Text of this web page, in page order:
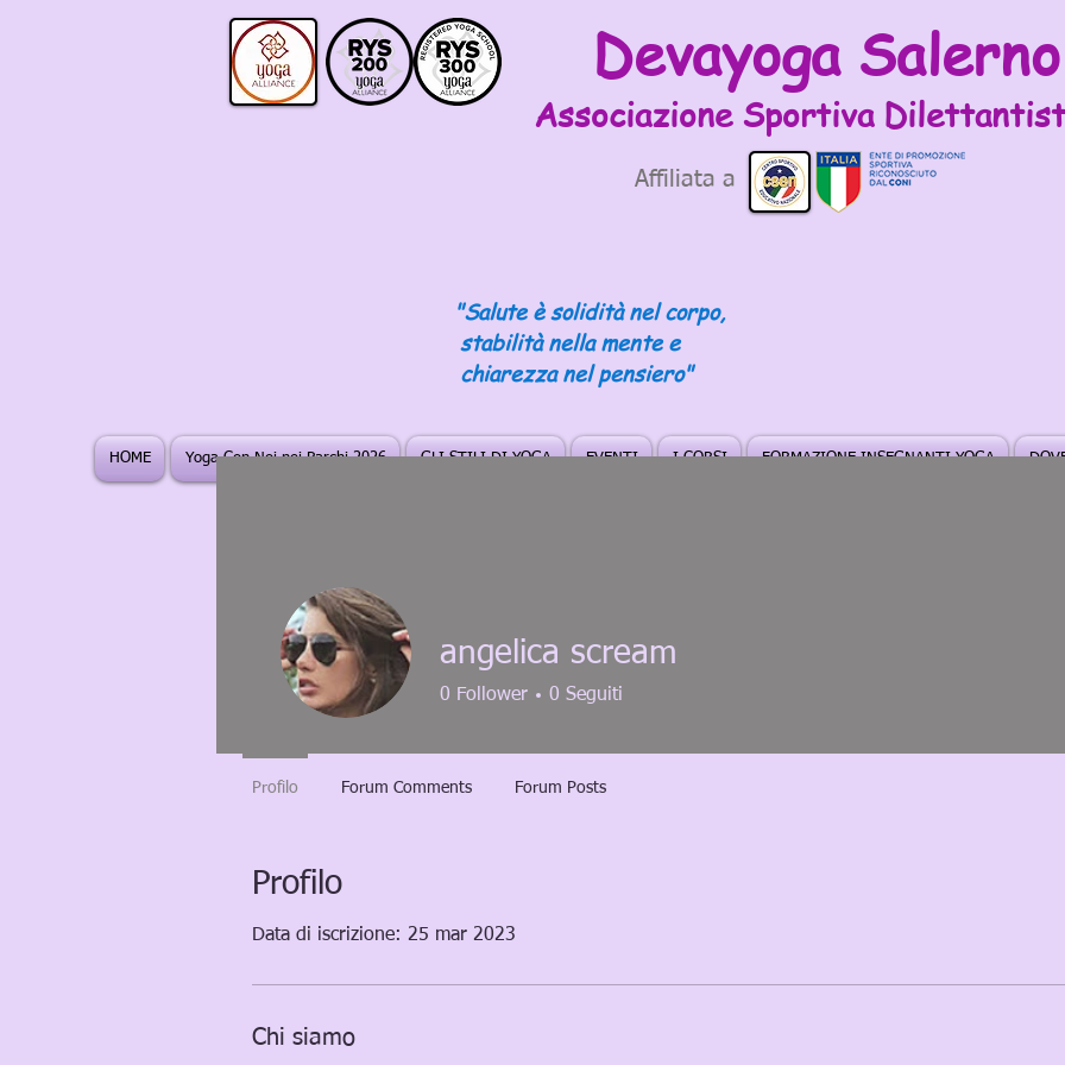
Devayoga Salerno
Associazione Sportiva
Affiliata a
"Salute è solidità nel corpo,
stabilità nella mente e
chiarezza nel pensiero"
HOME Yoga Con Noi nei Parchi 2026 GLI STILI DI YOGA EVENTI I CORSI FORMAZIONE INSEGNANTI YOGA
Profilo
Data di iscrizione: 25 mar 2023
Chi siamo
angelica scream
0 Follower 0 Seguiti
Profilo Forum Comments Forum Posts